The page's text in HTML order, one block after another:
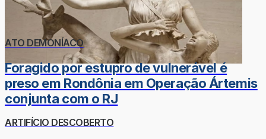
ATO DEMONÍACO
Foragido por estupro de vulnerável é
preso em Rondônia em Operação Ártemis
conjunta com o RJ
ARTIFÍCIO DESCOBERTO